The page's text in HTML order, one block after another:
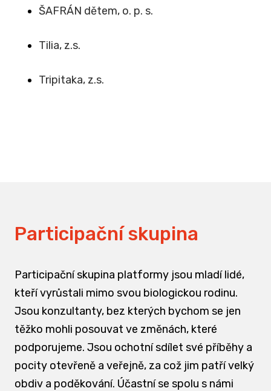
ŠAFRÁN dětem, o. p. s.
Tilia, z.s.
Tripitaka, z.s.
Participační skupina
Participační skupina platformy jsou mladí lidé,
kteří vyrůstali mimo svou biologickou rodinu.
Jsou konzultanty, bez kterých bychom se jen
těžko mohli posouvat ve změnách, které
podporujeme. Jsou ochotní sdílet své příběhy a
pocity otevřeně a veřejně, za což jim patří velký
obdiv a poděkování. Účastní se spolu s námi